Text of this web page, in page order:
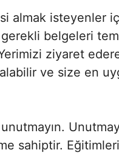
almak isteyenler
gerekli belgeleri
ziyaret
ve size en
sahiptir.